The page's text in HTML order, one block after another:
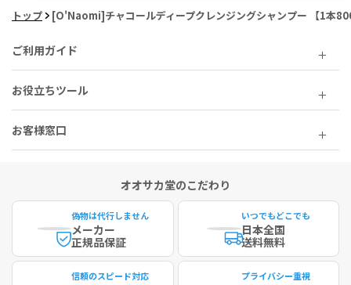
トップ [O'Naomi]チャコールディープクレンジングシャンプー 【1本
ご利用ガイド
お役立ちツール
お客様窓口
オオサカ堂のこだわり
偽物は代行しません
メーカー
正規品保証
いつでもどこでも
日本全国
送料無料
信頼のスピード対応 プライバシー重視